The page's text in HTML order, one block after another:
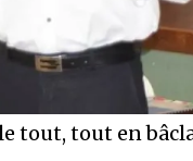
tout, tout en